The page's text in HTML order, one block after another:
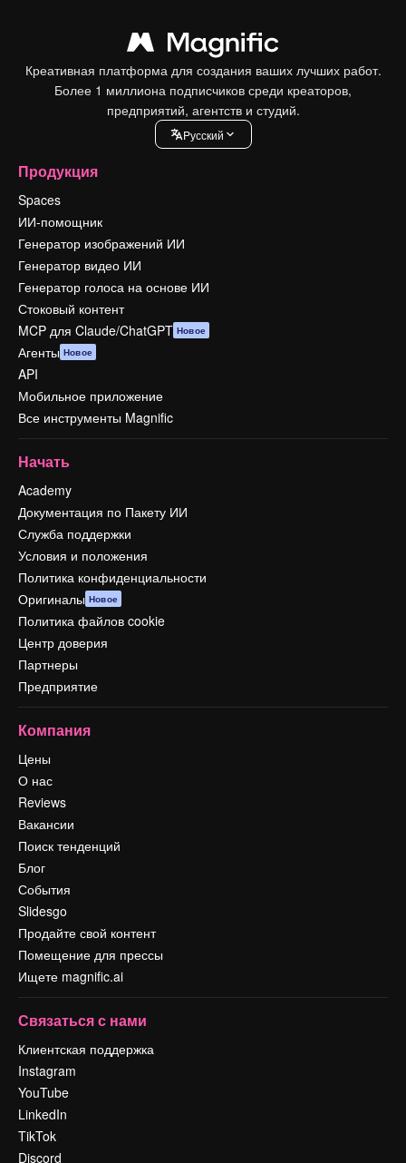
Креативная платформа для создания ваших лучших работ.
Более 1 миллиона подписчиков среди креаторов,
предприятий, агентств и студий.
Pусский
Продукция
Spaces
ИИ-помощник
Генератор изображений ИИ
Генератор видео ИИ
Генератор голоса на основе ИИ
Стоковый контент
MCP для Claude/ChatGPT Новое
Агенты Новое
API
Мобильное приложение
Все инструменты Magnific
Начать
Academy
Документация по Пакету ИИ
Служба поддержки
Условия и положения
Политика конфиденциальности
Оригиналы Новое
Политика файлов cookie
Центр доверия
Партнеры
Предприятие
Компания
Цены
О нас
Reviews
Вакансии
Поиск тенденций
Блог
События
Slidesgo
Продайте свой контент
Помещение для прессы
Ищете magnific.ai
Связаться с нами
Клиентская поддержка
Instagram
YouTube
LinkedIn
TikTok
Discord